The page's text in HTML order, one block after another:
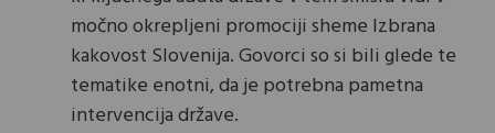
močno okrepljeni promociji sheme Izbrana
kakovost Slovenija. Govorci so si bili glede te
tematike enotni, da je potrebna pametna
intervencija države.